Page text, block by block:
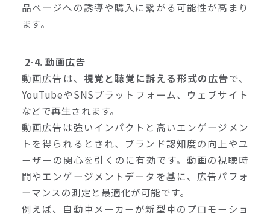
品ページへの誘導や購入に繋がる可能性が高まり
ます。
2-4. 動画広告
動画広告は、 視覚と聴覚に訴える形式の広告で、
YouTubeやSNSプラットフォーム、ウェブサイト
などで再生されます。
動画広告は強いインパクトと高いエンゲージメン
トを得られるとされ、ブランド認知度の向上やユ
ーザーの関心を引くのに有効です。動画の視聴時
間やエンゲージメントデータを基に、広告パフォ
ーマンスの測定と最適化が可能です。
例えば、自動車メーカーが新型車のプロモーショ